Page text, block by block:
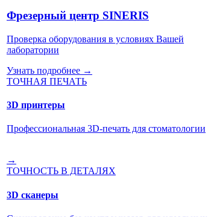
Фрезерный центр SINERIS
Проверка оборудования в условиях Вашей
лаборатории
Узнать подробнее →
ТОЧНАЯ ПЕЧАТЬ
3D принтеры
Профессиональная 3D-печать для стоматологии
→
ТОЧНОСТЬ В ДЕТАЛЯХ
3D сканеры